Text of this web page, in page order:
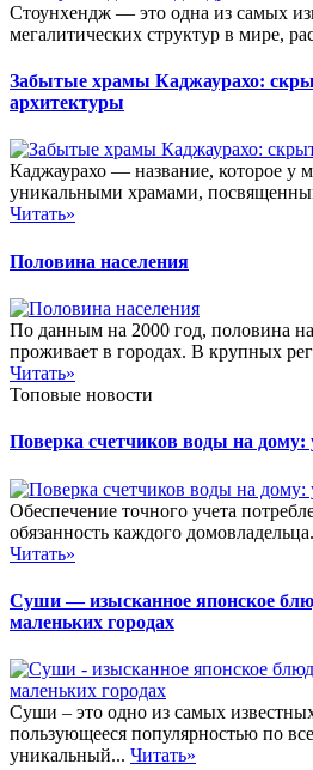
Стоунхендж — это одна из самых
мегалитических структур в мире,
Забытые храмы Каджаурахо:
архитектуры
Каджаурахо — название, которое у
уникальными храмами,
Читать»
Половина населения
По данным на 2000 год, половина
проживает в городах. В крупных
Читать»
Топовые новости
Поверка счетчиков воды на дому:
Обеспечение точного учета
обязанность каждого
Читать»
Суши — изысканное японское
маленьких городах
Суши – это одно из самых
пользующееся популярностью по
уникальный... Читать»